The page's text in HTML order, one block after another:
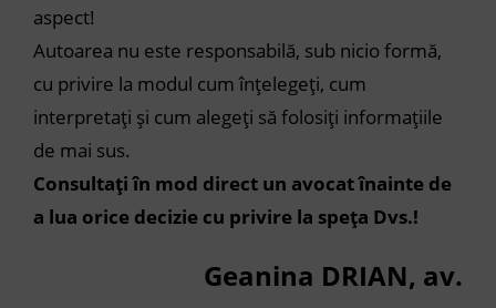
aspect!
Autoarea nu este responsabilă, sub nicio formă,
cu privire la modul cum înțelegeți, cum
interpretați și cum alegeți să folosiți informațiile
de mai sus.
Consultați în mod direct un avocat înainte de
a lua orice decizie cu privire la speța Dvs.!
Geanina DRIAN, av.